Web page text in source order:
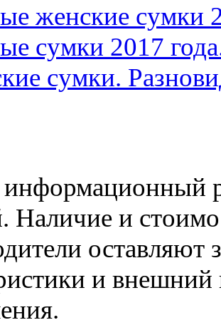
женские сумки
сумки 2017
сумки.
Наличие и
оставляют
и внешний